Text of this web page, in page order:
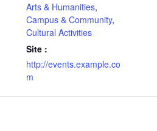
Arts & Humanities,
Campus & Community,
Cultural Activities
Site :
http://events.example.co
m